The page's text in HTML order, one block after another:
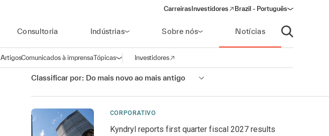
Carreiras Investidores
(opens in a new window)
Brazil - Português
Consultoria Indústrias Sobre nós Notícias
Abrir pesquisa
ArtigosComunicados à imprensaTópicasAbrir navegação
Investidores
(opens in a new window)
Classificar por: Do mais novo ao mais antigo
CORPORATIVO
Kyndryl reports first quarter fiscal 2027 results